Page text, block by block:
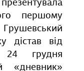
першому
дістав від
грудня
«дневник»